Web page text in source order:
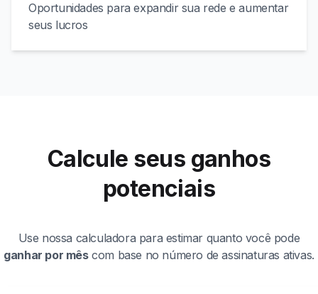
Oportunidades para expandir sua rede e aumentar
seus lucros
Calcule seus ganhos
potenciais
Use nossa calculadora para estimar quanto você pode
ganhar por mêscom base no número de assinaturas ativas.